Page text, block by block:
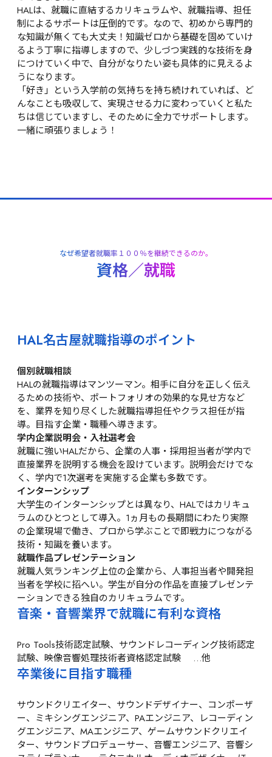
HALは、就職に直結するカリキュラムや、就職指導、担任
制によるサポートは圧倒的です。なので、初めから専門的
な知識が無くても大丈夫！知識ゼロから基礎を固めていけ
るよう丁寧に指導しますので、少しづつ実践的な技術を身
につけていく中で、自分がなりたい姿も具体的に見えるよ
うになります。
「好き」という入学前の気持ちを持ち続けれていれば、ど
んなことも吸収して、実現させる力に変わっていくと私た
ちは信じていますし、そのために全力でサポートします。
一緒に頑張りましょう！
なぜ希望者就職率１００％を継続できるのか。
資格／就職
HAL名古屋就職指導のポイント
個別就職相談
HALの就職指導はマンツーマン。相手に自分を正しく伝え
るための技術や、ポートフォリオの効果的な見せ方など
を、業界を知り尽くした就職指導担任やクラス担任が指
導。目指す企業・職種へ導きます。
学内企業説明会・入社選考会
就職に強いHALだから、企業の人事・採用担当者が学内で
直接業界を説明する機会を設けています。説明会だけでな
く、学内で1次選考を実施する企業も多数です。
インターンシップ
大学生のインターンシップとは異なり、HALではカリキュ
ラムのひとつとして導入。1ヵ月もの長期間にわたり実際
の企業現場で働き、プロから学ぶことで即戦力につながる
技術・知識を養います。
就職作品プレゼンテーション
就職人気ランキング上位の企業から、人事担当者や開発担
当者を学校に招へい。学生が自分の作品を直接プレゼンテ
ーションできる独自のカリキュラムです。
音楽・音響業界で就職に有利な資格
Pro Tools技術認定試験、サウンドレコーディング技術認定
試験、映像音響処理技術者資格認定試験 　…他
卒業後に目指す職種
サウンドクリエイター、サウンドデザイナー、コンポーザ
ー、ミキシングエンジニア、PAエンジニア、レコーディン
グエンジニア、MAエンジニア、ゲームサウンドクリエイ
ター、サウンドプロデューサー、音響エンジニア、音響シ